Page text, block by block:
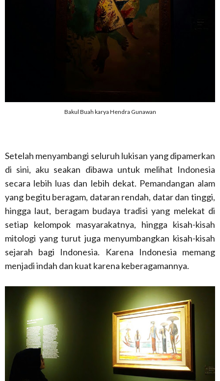
Bakul Buah karya Hendra Gunawan
Setelah menyambangi seluruh lukisan yang dipamerkan
di sini, aku seakan dibawa untuk melihat Indonesia
secara lebih luas dan lebih dekat. Pemandangan alam
yang begitu beragam, dataran rendah, datar dan tinggi,
hingga laut, beragam budaya tradisi yang melekat di
setiap kelompok masyarakatnya, hingga kisah-kisah
mitologi yang turut juga menyumbangkan kisah-kisah
sejarah bagi Indonesia. Karena Indonesia memang
menjadi indah dan kuat karena keberagamannya.